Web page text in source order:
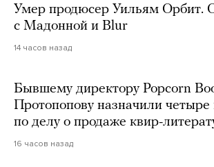
Умер продюсер Уильям Орбит.
с Мадонной и Blur
14 часов назад
Бывшему директору Popcorn
Протопопову назначили четыре
по делу о продаже квир-
16 часов назад